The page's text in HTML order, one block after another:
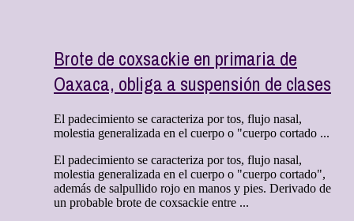
Brote de coxsackie en primaria de
Oaxaca, obliga a suspensión de clases
El padecimiento se caracteriza por tos, flujo nasal,
molestia generalizada en el cuerpo o "cuerpo cortado ...
El padecimiento se caracteriza por tos, flujo nasal,
molestia generalizada en el cuerpo o "cuerpo cortado",
además de salpullido rojo en manos y pies. Derivado de
un probable brote de coxsackie entre ...